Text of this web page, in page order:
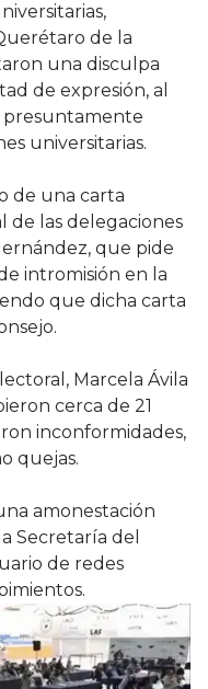
de la
una disculpa
de expresión, al
presuntamente
universitarias.
de una carta
de las delegaciones
que pide
intromisión en la
que dicha carta
Marcela Ávila
cerca de 21
inconformidades,
quejas.
amonestación
Secretaría del
de redes